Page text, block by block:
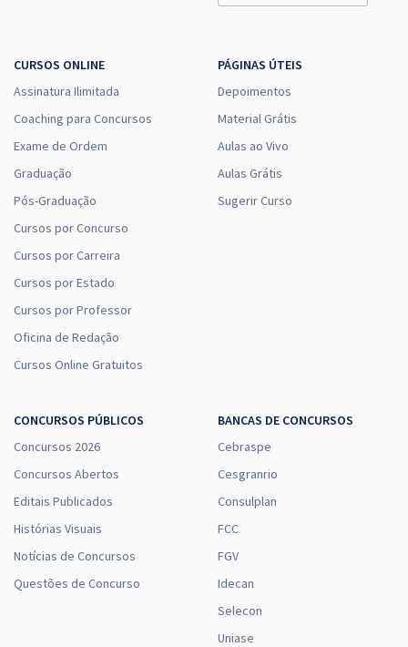
CURSOS ONLINE
Assinatura Ilimitada
Coaching para Concursos
Exame de Ordem
Graduação
Pós-Graduação
Cursos por Concurso
Cursos por Carreira
Cursos por Estado
Cursos por Professor
Oficina de Redação
Cursos Online Gratuitos
PÁGINAS ÚTEIS
Depoimentos
Material Grátis
Aulas ao Vivo
Aulas Grátis
Sugerir Curso
CONCURSOS PÚBLICOS
Concursos 2026
Concursos Abertos
Editais Publicados
Histórias Visuais
Notícias de Concursos
Questões de Concurso
BANCAS DE CONCURSOS
Cebraspe
Cesgranrio
Consulplan
FCC
FGV
Idecan
Selecon
Uniase